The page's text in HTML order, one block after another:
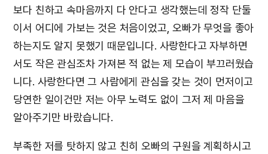
보다 친하고 속마음까지 다 안다고 생각했는데 정작 단둘
이서 어디에 가보는 것은 처음이었고, 오빠가 무엇을 좋아
하는지도 알지 못했기 때문입니다. 사랑한다고 자부하면
서도 작은 관심조차 가져본 적 없는 제 모습이 부끄러웠습
니다. 사랑한다면 그 사람에게 관심을 갖는 것이 먼저이고
당연한 일이건만 저는 아무 노력도 없이 그저 제 마음을
알아주기만 바랐습니다.
부족한 저를 탓하지 않고 친히 오빠의 구원을 계획하시고